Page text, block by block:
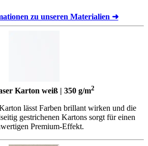
zu unseren Materialien ➜
Karton weiß | 350 g/m2
lässt Farben brillant wirken und die
gestrichenen Kartons sorgt für einen
Premium-Effekt.